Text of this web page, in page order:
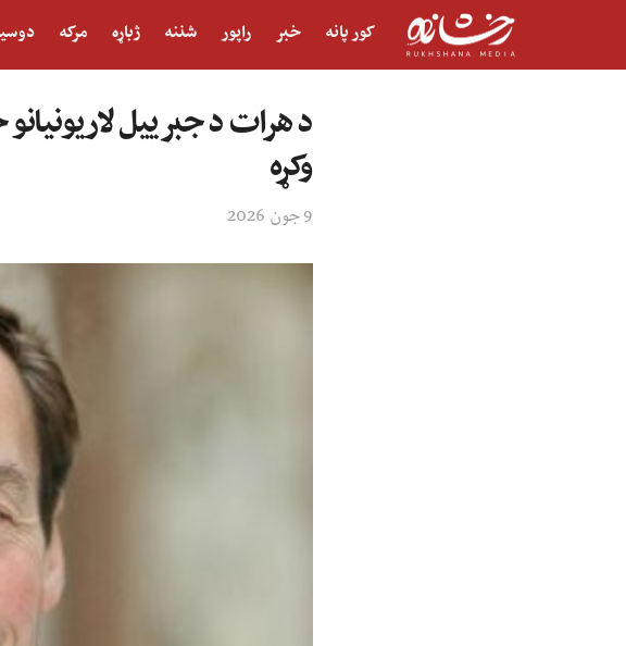
کور پانه خبر راپور شننه ژباړه مرکه
د هرات د جبرییل
وکړه
9 جون 2026